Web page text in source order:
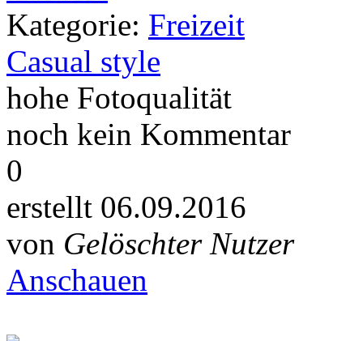
Kategorie: Freizeit
Casual style
hohe Fotoqualität
noch kein Kommentar
0
erstellt 06.09.2016
von Gelöschter Nutzer
Anschauen